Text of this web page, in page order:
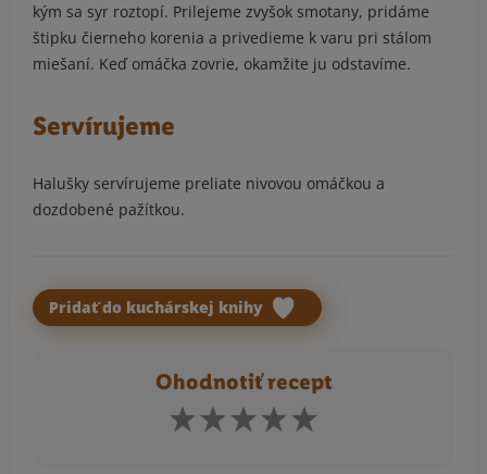
kým sa syr roztopí. Prilejeme zvyšok smotany, pridáme
štipku čierneho korenia a privedieme k varu pri stálom
miešaní. Keď omáčka zovrie, okamžite ju odstavíme.
Servírujeme
Halušky servírujeme preliate nivovou omáčkou a
dozdobené pažítkou.
Pridať do kuchárskej knihy
Ohodnotiť recept